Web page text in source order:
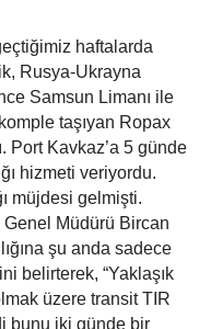
haftalarda
Rusya-Ukrayna
Samsun Limanı ile
taşıyan Ropax
Port Kavkaz’a 5 günde
hizmeti veriyordu.
müjdesi gelmişti.
Müdürü Bircan
şu anda sadece
belirterek, “Yaklaşık
üzere transit TIR
bunu iki günde bir